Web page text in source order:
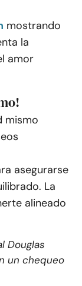
mostrando
la
amor
mismo
asegurarse
La
alineado
Douglas
un chequeo